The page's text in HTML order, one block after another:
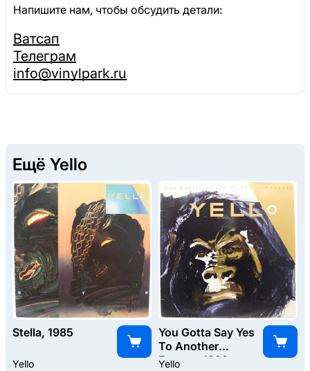
Напишите нам, чтобы обсудить детали:
Ватсап
Телеграм
info@vinylpark.ru
Ещё Yello
Stella, 1985
Yello
You Gotta Say Yes
To Another
Excess, 1983
Yello